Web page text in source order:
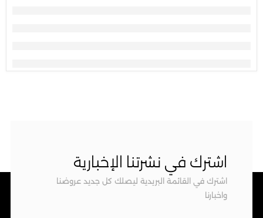
اشترك في نشرتنا الإخبارية
اشترك في القائمة البريدية ليصلك كل جديد عروضنا
واخبارنا